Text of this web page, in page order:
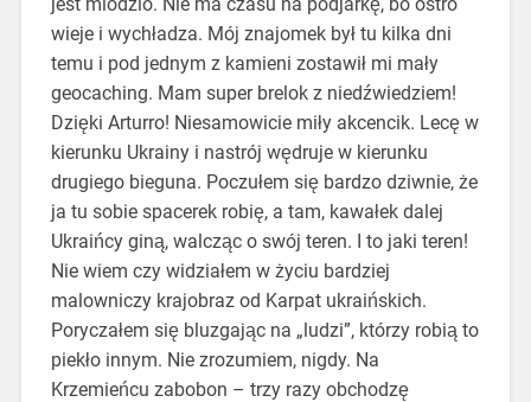
wieje i wychładza. Mój znajomek był tu kilka dni
temu i pod jednym z kamieni zostawił mi mały
geocaching. Mam super brelok z niedźwiedziem!
Dzięki Arturro! Niesamowicie miły akcencik. Lecę w
kierunku Ukrainy i nastrój wędruje w kierunku
drugiego bieguna. Poczułem się bardzo dziwnie, że
ja tu sobie spacerek robię, a tam, kawałek dalej
Ukraińcy giną, walcząc o swój teren. I to jaki teren!
Nie wiem czy widziałem w życiu bardziej
malowniczy krajobraz od Karpat ukraińskich.
Poryczałem się bluzgając na „ludzi”, którzy robią to
piekło innym. Nie zrozumiem, nigdy. Na
Krzemieńcu zabobon – trzy razy obchodzę